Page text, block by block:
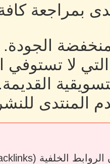
بمراجعة
الجودة.
التي لا
القديمة.
المنتدى